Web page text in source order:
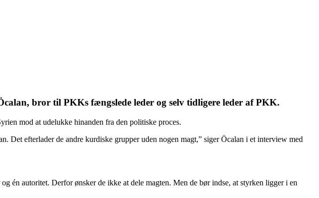
bror til PKKs fængslede leder og selv tidligere leder af PKK.
mod at udelukke hinanden fra den politiske proces.
Det efterlader de andre kurdiske grupper uden nogen magt,” siger Öcalan i et interview med
én autoritet. Derfor ønsker de ikke at dele magten. Men de bør indse, at styrken ligger i en